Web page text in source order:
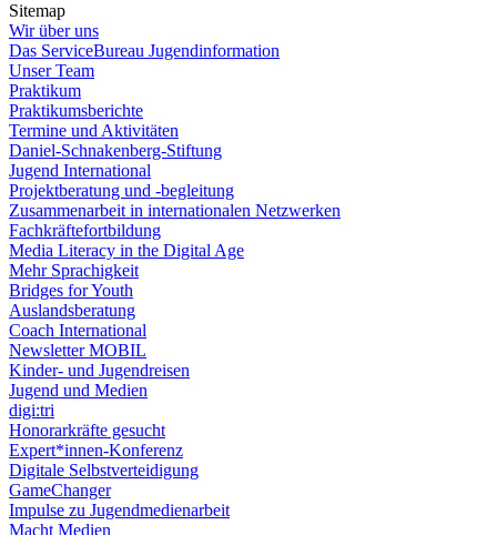
Sitemap
Wir über uns
Das ServiceBureau Jugendinformation
Unser Team
Praktikum
Praktikumsberichte
Termine und Aktivitäten
Daniel-Schnakenberg-Stiftung
Jugend International
Projektberatung und -begleitung
Zusammenarbeit in internationalen Netzwerken
Fachkräftefortbildung
Media Literacy in the Digital Age
Mehr Sprachigkeit
Bridges for Youth
Auslandsberatung
Coach International
Newsletter MOBIL
Kinder- und Jugendreisen
Jugend und Medien
digi:tri
Honorarkräfte gesucht
Expert*innen-Konferenz
Digitale Selbstverteidigung
GameChanger
Impulse zu Jugendmedienarbeit
Macht Medien